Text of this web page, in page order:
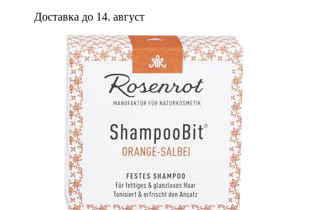
Доставка до 14. август